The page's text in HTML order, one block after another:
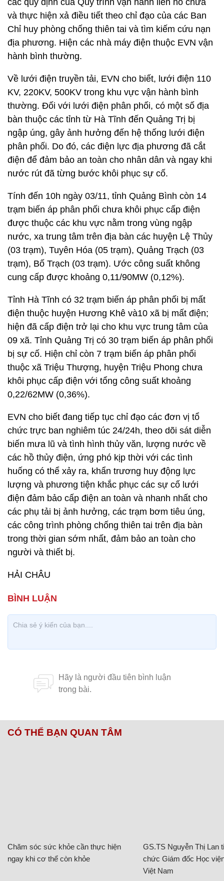
các quy định của Quy trình vận hành liên hồ chứa
và thực hiện xả điều tiết theo chỉ đạo của các Ban
Chỉ huy phòng chống thiên tai và tìm kiếm cứu nạn
địa phương. Hiện các nhà máy điện thuộc EVN vận
hành bình thường.
Về lưới điện truyền tải, EVN cho biết, lưới điện 110
KV, 220KV, 500KV trong khu vực vận hành bình
thường. Đối với lưới điện phân phối, có một số địa
bàn thuộc các tỉnh từ Hà Tĩnh đến Quảng Trị bị
ngập úng, gây ảnh hưởng đến hệ thống lưới điện
phân phối. Do đó, các điện lực địa phương đã cắt
điện để đảm bảo an toàn cho nhân dân và ngay khi
nước rút đã từng bước khôi phục sự cố.
Tính đến 10h ngày 03/11, tỉnh Quảng Bình còn 14
trạm biến áp phân phối chưa khôi phục cấp điện
được thuộc các khu vực nằm trong vùng ngập
nước, xa trung tâm trên địa bàn các huyện Lệ Thủy
(03 trạm), Tuyên Hóa (05 trạm), Quảng Trạch (03
trạm), Bố Trạch (03 trạm). Ước công suất không
cung cấp được khoảng 0,11/90MW (0,12%).
Tỉnh Hà Tĩnh có 32 trạm biến áp phân phối bị mất
điện thuộc huyện Hương Khê và10 xã bị mất điện;
hiện đã cấp điện trở lại cho khu vực trung tâm của
09 xã. Tỉnh Quảng Trị có 30 trạm biến áp phân phối
bị sự cố. Hiện chỉ còn 7 trạm biến áp phân phối
thuộc xã Triệu Thượng, huyện Triệu Phong chưa
khôi phục cấp điện với tổng công suất khoảng
0,22/62MW (0,36%).
EVN cho biết đang tiếp tục chỉ đạo các đơn vị tổ
chức trực ban nghiêm túc 24/24h, theo dõi sát diễn
biến mưa lũ và tình hình thủy văn, lượng nước về
các hồ thủy điện, ứng phó kịp thời với các tình
huống có thể xảy ra, khẩn trương huy động lực
lượng và phương tiện khắc phục các sự cố lưới
điện đảm bảo cấp điện an toàn và nhanh nhất cho
các phụ tải bị ảnh hưởng, các trạm bơm tiêu úng,
các công trình phòng chống thiên tai trên địa bàn
trong thời gian sớm nhất, đảm bảo an toàn cho
người và thiết bị.
HẢI CHÂU
CÓ THỂ BẠN QUAN TÂM
Chăm sóc sức khỏe cần thực hiện
ngay khi cơ thể còn khỏe
GS.TS Nguyễn Thị Lan
chức Giám đốc Học
Việt Nam